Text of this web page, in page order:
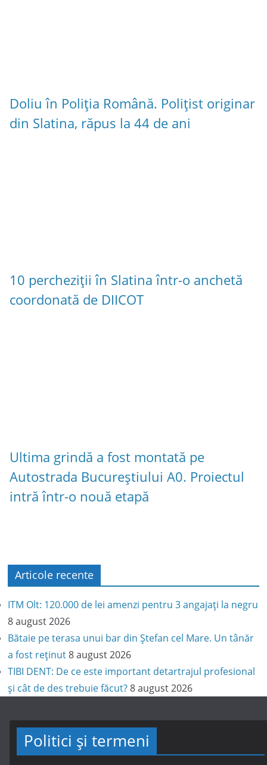
Doliu în Poliția Română. Polițist originar
din Slatina, răpus la 44 de ani
10 percheziții în Slatina într-o anchetă
coordonată de DIICOT
Ultima grindă a fost montată pe
Autostrada Bucureștiului A0. Proiectul
intră într-o nouă etapă
Articole recente
ITM Olt: 120.000 de lei amenzi pentru 3 angajați la negru
8 august 2026
Bătaie pe terasa unui bar din Ștefan cel Mare. Un tânăr
a fost reținut 8 august 2026
TIBI DENT: De ce este important detartrajul profesional
și cât de des trebuie făcut? 8 august 2026
Politici și termeni